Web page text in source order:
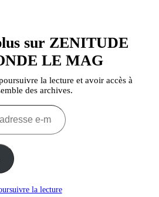
sur ZENITUDE
LE MAG
la lecture et avoir accès à
des archives.
la lecture